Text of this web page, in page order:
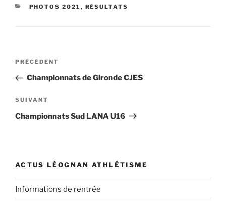
CATÉGORIES
PHOTOS 2021 , RÉSULTATS
Navigation
l’article
Article
précédent
PRÉCÉDENT
Championnats de Gironde CJES
Article
suivant
SUIVANT
Championnats Sud LANA U16
ACTUS LÉOGNAN ATHLÉTISME
Informations de rentrée